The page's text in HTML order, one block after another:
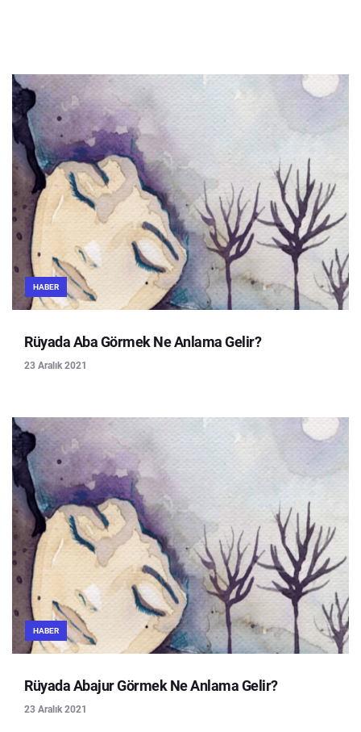
HABER
Rüyada Aba Görmek Ne Anlama Gelir?
23 Aralık 2021
HABER
Rüyada Abajur Görmek Ne Anlama Gelir?
23 Aralık 2021